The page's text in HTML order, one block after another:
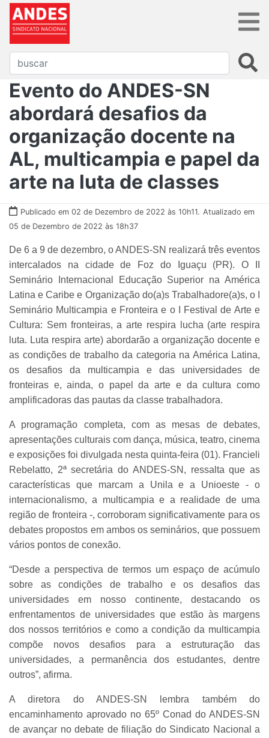
Evento do ANDES-SN
abordará desafios da
organização docente na
AL, multicampia e papel da
arte na luta de classes
Publicado em 02 de Dezembro de 2022 às 10h11. Atualizado em
05 de Dezembro de 2022 às 18h37
De 6 a 9 de dezembro, o ANDES-SN realizará três eventos
intercalados na cidade de Foz do Iguaçu (PR). O II
Seminário Internacional Educação Superior na América
Latina e Caribe e Organização do(a)s Trabalhadore(a)s, o I
Seminário Multicampia e Fronteira e o I Festival de Arte e
Cultura: Sem fronteiras, a arte respira lucha (arte respira
luta. Luta respira arte) abordarão a organização docente e
as condições de trabalho da categoria na América Latina,
os desafios da multicampia e das universidades de
fronteiras e, ainda, o papel da arte e da cultura como
amplificadoras das pautas da classe trabalhadora.
A programação completa, com as mesas de debates,
apresentações culturais com dança, música, teatro, cinema
e exposições foi divulgada nesta quinta-feira (01). Francieli
Rebelatto, 2ª secretária do ANDES-SN, ressalta que as
características que marcam a Unila e a Unioeste - o
internacionalismo, a multicampia e a realidade de uma
região de fronteira -, corroboram significativamente para os
debates propostos em ambos os seminários, que possuem
vários pontos de conexão.
“Desde a perspectiva de termos um espaço de acúmulo
sobre as condições de trabalho e os desafios das
universidades em nosso continente, destacando os
enfrentamentos de universidades que estão às margens
dos nossos territórios e como a condição da multicampia
compõe novos desafios para a estruturação das
universidades, a permanência dos estudantes, dentre
outros”, afirma.
A diretora do ANDES-SN lembra também do
encaminhamento aprovado no 65º Conad do ANDES-SN
de avançar no debate de filiação do Sindicato Nacional a